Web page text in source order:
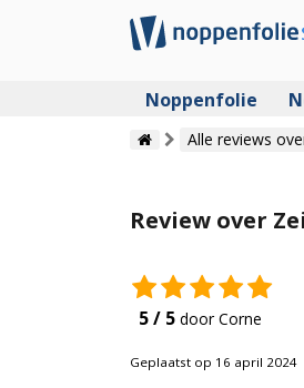
Noppenfolie
Alle reviews
Review over
5 / 5 door Corne
Geplaatst op 16 april 2024